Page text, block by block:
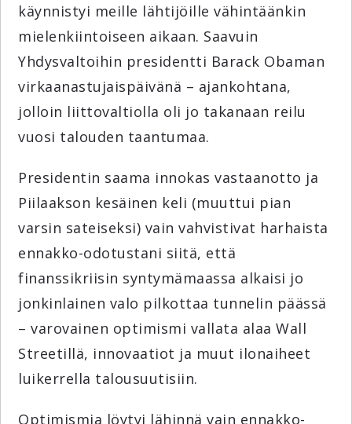
käynnistyi meille lähtijöille vähintäänkin
mielenkiintoiseen aikaan. Saavuin
Yhdysvaltoihin presidentti Barack Obaman
virkaanastujaispäivänä – ajankohtana,
jolloin liittovaltiolla oli jo takanaan reilu
vuosi talouden taantumaa.
Presidentin saama innokas vastaanotto ja
Piilaakson kesäinen keli (muuttui pian
varsin sateiseksi) vain vahvistivat harhaista
ennakko-odotustani siitä, että
finanssikriisin syntymämaassa alkaisi jo
jonkinlainen valo pilkottaa tunnelin päässä
– varovainen optimismi vallata alaa Wall
Streetillä, innovaatiot ja muut ilonaiheet
luikerrella talousuutisiin.
Optimismia löytyi lähinnä vain ennakko-